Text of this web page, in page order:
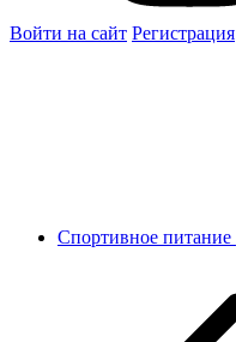
Войти на сайт Регистрация
Спортивное питание